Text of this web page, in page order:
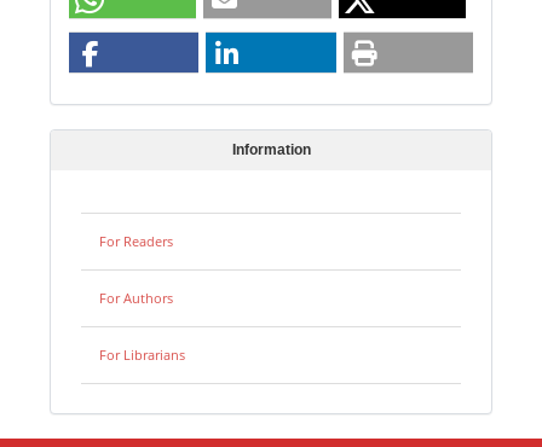
Information
For Readers
For Authors
For Librarians